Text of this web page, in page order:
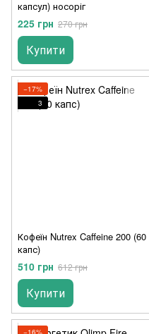
капсул) носоріг
225 грн 270 грн
Купити
−17%
3
Кофеїн Nutrex Caffeine 200 (60
капс)
510 грн 612 грн
Купити